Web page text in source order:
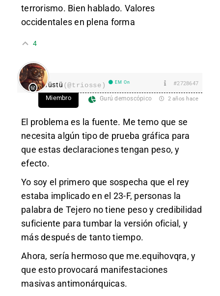
terrorismo. Bien hablado. Valores
occidentales en plena forma
4
Tüstü (@triosse) EM On #2728647
Miembro Gurú demoscópico 2 años hace
El problema es la fuente. Me temo que se
necesita algún tipo de prueba gráfica para
que estas declaraciones tengan peso, y
efecto.
Yo soy el primero que sospecha que el rey
estaba implicado en el 23-F, personas la
palabra de Tejero no tiene peso y credibilidad
suficiente para tumbar la versión oficial, y
más después de tanto tiempo.
Ahora, sería hermoso que me.equihovqra, y
que esto provocará manifestaciones
masivas antimonárquicas.